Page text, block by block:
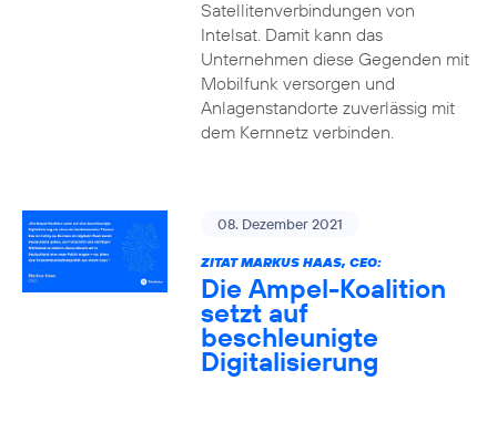
Satellitenverbindungen von
Intelsat. Damit kann das
Unternehmen diese Gegenden mit
Mobilfunk versorgen und
Anlagenstandorte zuverlässig mit
dem Kernnetz verbinden.
08. Dezember 2021
ZITAT MARKUS HAAS, CEO:
Die Ampel-Koalition
setzt auf
beschleunigte
Digitalisierung